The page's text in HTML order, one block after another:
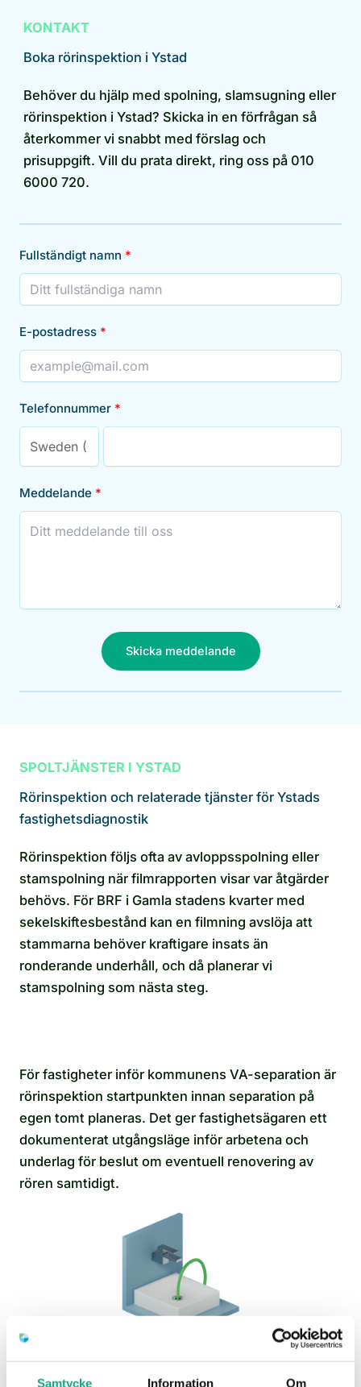
Samtycke Information Om
KONTAKT
Boka rörinspektion i Ystad
Behöver du hjälp med spolning, slamsugning eller
rörinspektion i Ystad? Skicka in en förfrågan så
återkommer vi snabbt med förslag och
prisuppgift. Vill du prata direkt, ring oss på 010
6000 720.
Fullständigt namn
E-postadress
Telefonnummer
Meddelande
Skicka meddelande
SPOLTJÄNSTER I YSTAD
Rörinspektion och relaterade tjänster för Ystads
fastighetsdiagnostik
Rörinspektion följs ofta av avloppsspolning eller
stamspolning när filmrapporten visar var åtgärder
behövs. För BRF i Gamla stadens kvarter med
sekelskiftesbestånd kan en filmning avslöja att
stammarna behöver kraftigare insats än
ronderande underhåll, och då planerar vi
stamspolning som nästa steg.
För fastigheter inför kommunens VA-separation är
rörinspektion startpunkten innan separation på
egen tomt planeras. Det ger fastighetsägaren ett
dokumenterat utgångsläge inför arbetena och
underlag för beslut om eventuell renovering av
rören samtidigt.
Avloppsspolning i Ystad